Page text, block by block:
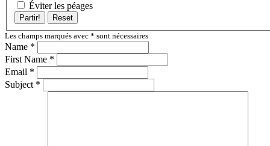
Éviter les péages
Partir!
Reset
Les champs marqués avec * sont nécessaires
Name *
First Name *
Email *
Subject *